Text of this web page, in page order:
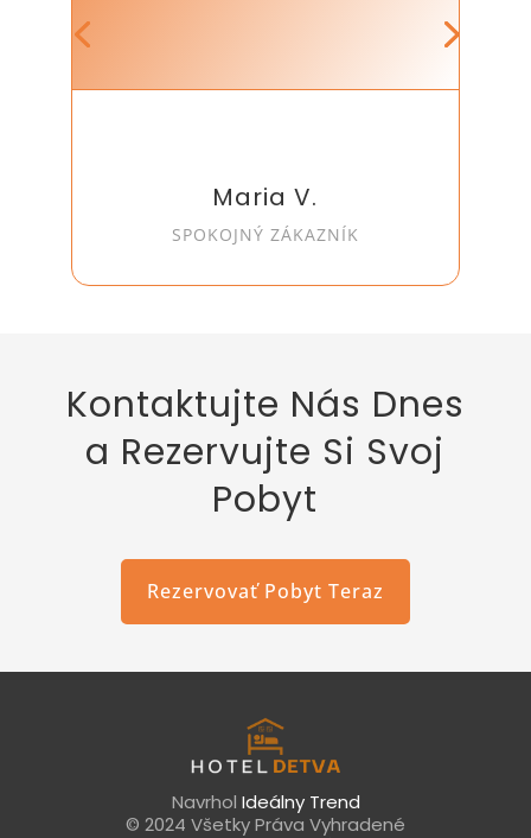
Maria V.
SPOKOJNÝ ZÁKAZNÍK
Kontaktujte Nás Dnes
a Rezervujte Si Svoj
Pobyt
Rezervovať Pobyt Teraz
Navrhol Ideálny Trend
© 2024 Všetky Práva Vyhradené